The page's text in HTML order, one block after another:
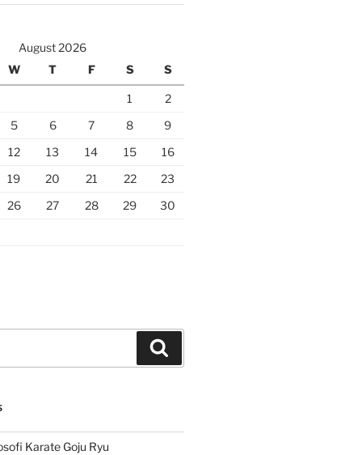
August 2026
W
T F S S
1
2
5
6 7 8
9
12
13 14 15
16
19
20 21 22
23
26
27 28 29 30
Karate Goju Ryu